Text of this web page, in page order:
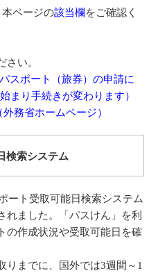
ページの該当欄をご確認く
い。
スポート（旅券）の申請に
まり手続きが変わります）
務省ホームページ）
検索システム
ート受取可能日検索システム
れました。
「パスけん」を利
の作成状況や受取可能日を確
りまでに、国外では3週間～1